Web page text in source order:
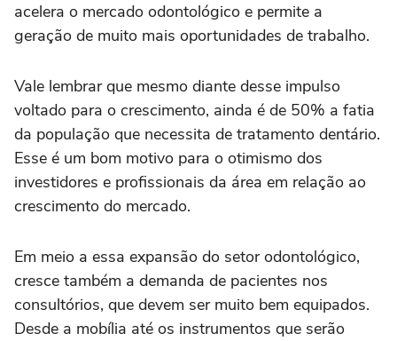
acelera o mercado odontológico e permite a
geração de muito mais oportunidades de trabalho.
Vale lembrar que mesmo diante desse impulso
voltado para o crescimento, ainda é de 50% a fatia
da população que necessita de tratamento dentário.
Esse é um bom motivo para o otimismo dos
investidores e profissionais da área em relação ao
crescimento do mercado.
Em meio a essa expansão do setor odontológico,
cresce também a demanda de pacientes nos
consultórios, que devem ser muito bem equipados.
Desde a mobília até os instrumentos que serão